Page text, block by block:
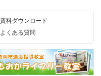
資料ダウンロード
よくある質問